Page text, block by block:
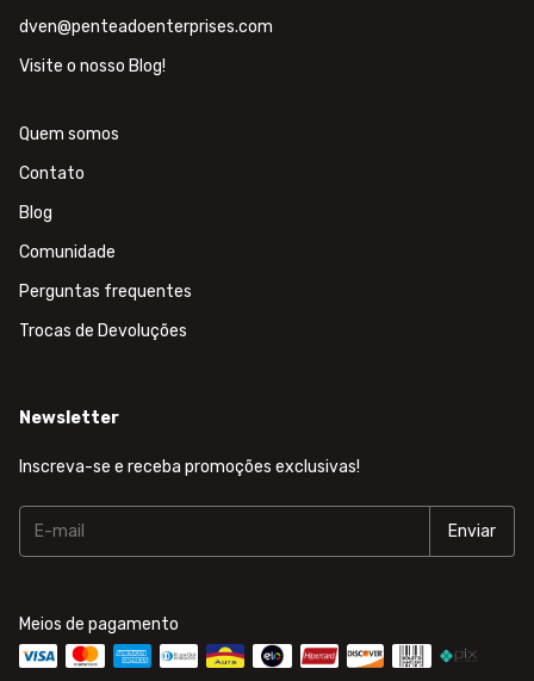
dven@penteadoenterprises.com
Visite o nosso Blog!
Quem somos
Contato
Blog
Comunidade
Perguntas frequentes
Trocas de Devoluções
Newsletter
Inscreva-se e receba promoções exclusivas!
Meios de pagamento